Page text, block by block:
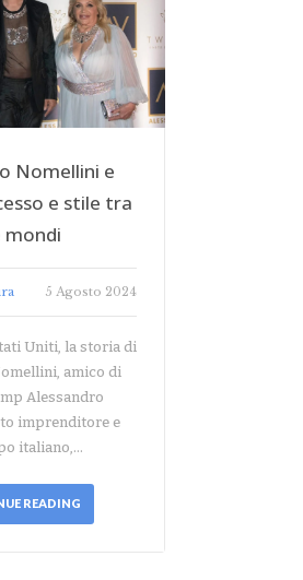
Nomellini e
e stile tra
mondi
5 Agosto 2024
Uniti, la storia di
amico di
Alessandro
imprenditore e
italiano,…
READING